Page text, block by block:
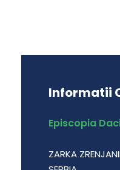
Informatii
Episcopia
ZARKA